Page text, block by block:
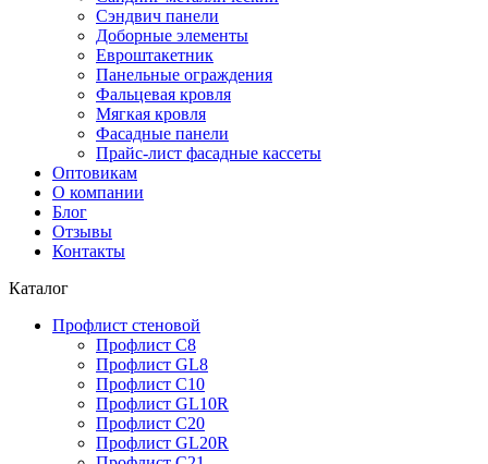
Сэндвич панели
Доборные элементы
Евроштакетник
Панельные ограждения
Фальцевая кровля
Мягкая кровля
Фасадные панели
Прайс-лист фасадные кассеты
Оптовикам
О компании
Блог
Отзывы
Контакты
Каталог
Профлист стеновой
Профлист С8
Профлист GL8
Профлист С10
Профлист GL10R
Профлист С20
Профлист GL20R